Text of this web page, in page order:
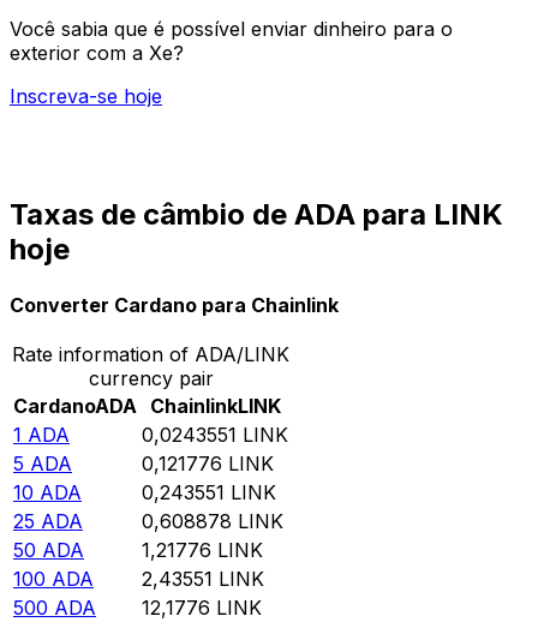
Você sabia que é possível enviar dinheiro para o
exterior com a Xe?
Inscreva-se hoje
Taxas de câmbio de ADA para LINK
hoje
Converter Cardano para Chainlink
Rate information of ADA/LINK
currency pair
CardanoADA ChainlinkLINK
1 ADA 0,0243551 LINK
5 ADA 0,121776 LINK
10 ADA 0,243551 LINK
25 ADA 0,608878 LINK
50 ADA 1,21776 LINK
100 ADA 2,43551 LINK
500 ADA 12,1776 LINK